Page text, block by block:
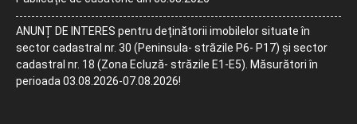
ANUNȚ DE INTERES pentru deținătorii imobilelor situate în
sector cadastral nr. 30 (Peninsula- străzile P6- P17) și sector
cadastral nr. 18 (Zona Ecluză- străzile E1-E5). Măsurători în
perioada 03.08.2026-07.08.2026!